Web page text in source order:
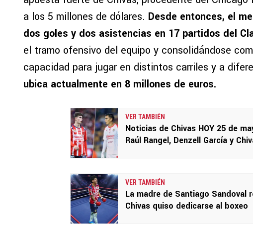
a los 5 millones de dólares. Desde entonces, el
dos goles y dos asistencias en 17 partidos del
el tramo ofensivo del equipo y consolidándose
capacidad para jugar en distintos carriles y a
ubica actualmente en 8 millones de euros.
VER TAMBIÉN
Noticias de Chivas HOY 25 de
Raúl Rangel, Denzell García y
VER TAMBIÉN
La madre de Santiago Sandoval
Chivas quiso dedicarse al boxeo